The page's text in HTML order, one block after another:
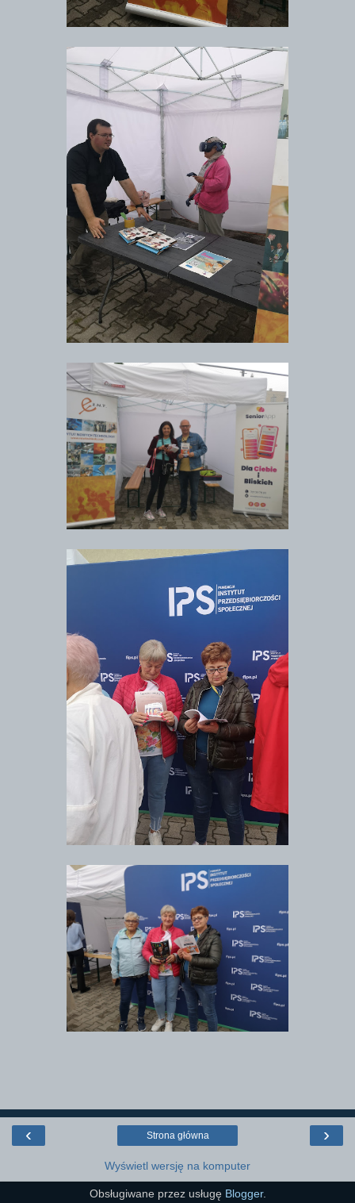
‹ ›
Strona główna
Wyświetl wersję na komputer
Obsługiwane przez usługę Blogger.